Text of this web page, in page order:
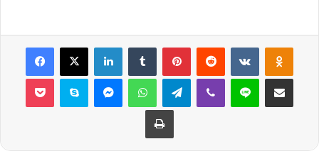
Facebook
X LinkedInTumblr PinterestReddit VKontakte
Pocket Skype MessengerWhatsAppTelegramViber Line E-Posta ile
Yazdır